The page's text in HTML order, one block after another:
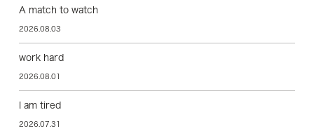
A match to watch
2026.08.03
work hard
2026.08.01
I am tired
2026.07.31